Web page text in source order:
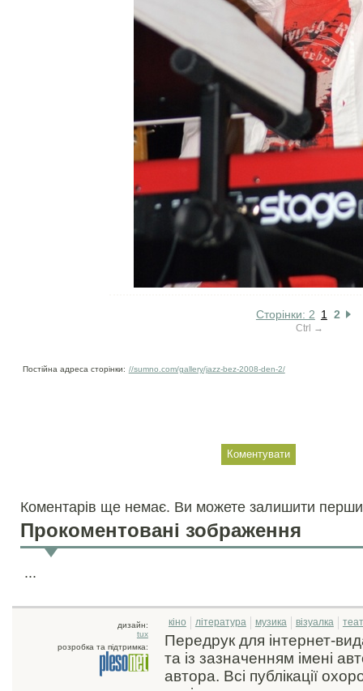
Сторінки: 2 1 2
Ctrl →
Постійна адреса сторінки: //sumno.com/gallery/jazz-bez-2008-den-2/
Коментарів ще немає. Ви можете залишити
Прокоментовані зображення
...
дизайн:
tux
розробка та підтримка:
кіно література музика візуалка
Передрук для інтернет-
та із зазначенням імені
автора. Всі публікації